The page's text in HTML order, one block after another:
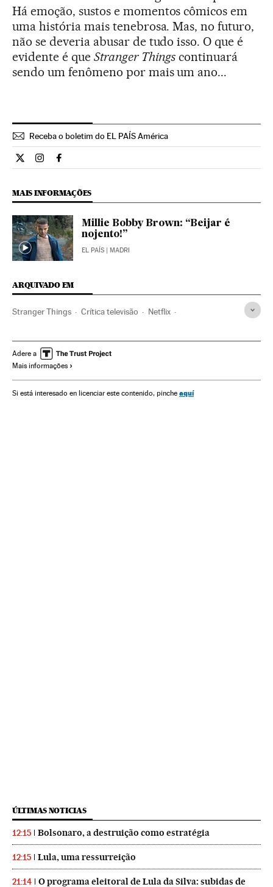
Há emoção, sustos e momentos cômicos em
uma história mais tenebrosa. Mas, no futuro,
não se deveria abusar de tudo isso. O que é
evidente é que Stranger Things continuará
sendo um fenômeno por mais um ano...
Receba o boletim do EL PAÍS América
Cultura El País Brasil en Twitter
Cultura El País Brasil en Instagram
Cultura El País Brasil en Facebook
MAIS INFORMAÇÕES
Millie Bobby Brown: “Beijar é
nojento!”
EL PAÍS | MADRI
ARQUIVADO EM
Stranger Things Crítica televisão Netflix
Plataformas digitales Gêneros séries
Internet
Televisão Meios comunicação Cultura
Adere a
Mais informações
Si está interesado en licenciar este contenido, pinche aquí
ÚLTIMAS NOTICIAS
12:15 Bolsonaro, a destruição como estratégia
12:15 Lula, uma ressurreição
21:14
O programa eleitoral de Lula da Silva: subidas de